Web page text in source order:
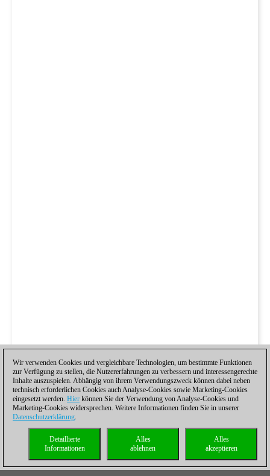
Wir verwenden Cookies und vergleichbare Technologien, um bestimmte Funktionen
zur Verfügung zu stellen, die Nutzererfahrungen zu verbessern und interessengerechte
Inhalte auszuspielen. Abhängig von ihrem Verwendungszweck können dabei neben
technisch erforderlichen Cookies auch Analyse-Cookies sowie Marketing-Cookies
eingesetzt werden. Hier können Sie der Verwendung von Analyse-Cookies und
Marketing-Cookies widersprechen. Weitere Informationen finden Sie in unserer
Datenschutzerklärung.
Alles
akzeptieren
Alles
ablehnen
Detaillierte
Informationen